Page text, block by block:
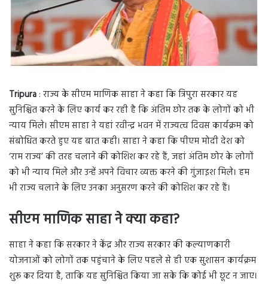
Tripura : राज्य के सीएम माणिक साहा ने कहा कि त्रिपुरा सरकार यह
सुनिश्चित करने के लिए कार्य कर रही है कि अंतिम छोर तक के लोगों को भी
न्याय मिले। सीएम साहा ने यहां रवीन्द्र भवन में राज्यत्व दिवस कार्यक्रम को
संबोधित करते हुए यह बात कही। साहा ने कहा कि पीएम मोदी देश को
‘राम राज्य’ की तरह चलाने की कोशिश कर रहे हैं, जहां अंतिम छोर के लोगों
को भी न्याय मिले और उन्हें अपने विचार व्यक्त करने की गुंजाइश मिले। हम
भी राज्य चलाने के लिए उनका अनुसरण करने की कोशिश कर रहे हैं।
सीएम माणिक साहा ने क्या कहा?
साहा ने कहा कि सरकार ने केंद्र और राज्य सरकार की कल्याणकारी
योजनाओं को लोगों तक पहुंचाने के लिए पहले से ही एक सुशासन कार्यक्रम
शुरू कर दिया है, ताकि यह सुनिश्चित किया जा सके कि कोई भी छूट न जाए।